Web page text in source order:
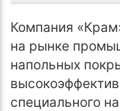
Компания
на рынке
напольных
специального